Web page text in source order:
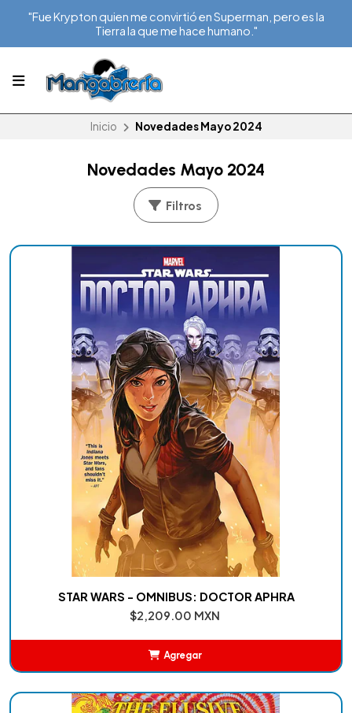
"Fue Krypton quien me convirtió en Superman, pero es la
Tierra la que me hace humano."
Inicio Novedades Mayo 2024
Novedades Mayo 2024
Filtros
STAR WARS - OMNIBUS: DOCTOR APHRA
$2,209.00 MXN
Agregar